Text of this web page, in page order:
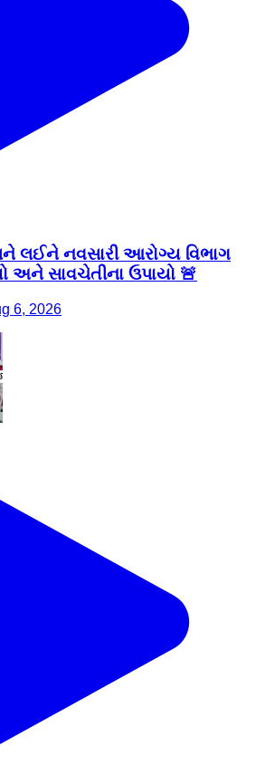
લઈને નવસારી આરોગ્ય વિભાગ
અને સાવચેતીના ઉપાયો 🚨
6, 2026